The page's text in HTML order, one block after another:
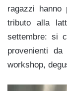
ragazzi hanno
tributo alla
settembre: si
provenienti
workshop,